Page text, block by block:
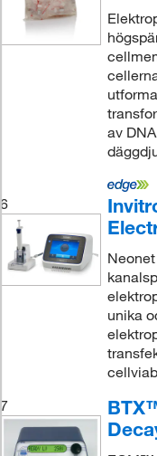
av
6
unika
7